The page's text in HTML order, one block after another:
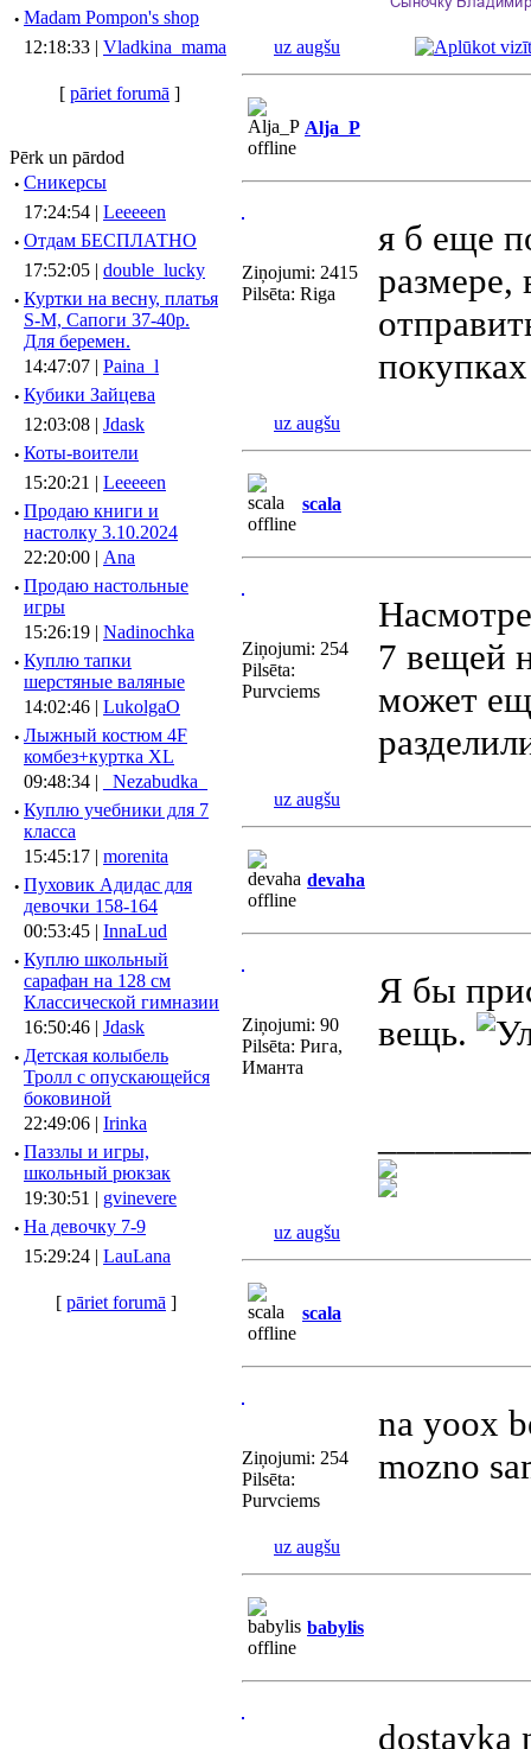
· Madam Pompon's shop
12:18:33 | Vladkina_mama
[ pāriet forumā ]
Pērk un pārdod
· Сникерсы
17:24:54 | Leeeeen
· Отдам БЕСПЛАТНО
17:52:05 | double_lucky
· Куртки на весну, платья
S-M, Сапоги 37-40р.
Для беремен.
14:47:07 | Paina_l
· Кубики Зайцева
12:03:08 | Jdask
· Коты-воители
15:20:21 | Leeeeen
· Продаю книги и
настолку 3.10.2024
22:20:00 | Ana
· Продаю настольные
игры
15:26:19 | Nadinochka
· Куплю тапки
шерстяные валяные
14:02:46 | LukolgaO
· Лыжный костюм 4F
комбез+куртка XL
09:48:34 |
_Nezabudka_
· Куплю учебники для 7
класса
15:45:17 | morenita
· Пуховик Адидас для
девочки 158-164
00:53:45 | InnaLud
· Куплю школьный
сарафан на 128 см
Классической гимназии
16:50:46 | Jdask
· Детская колыбель
Тролл с опускающейся
боковиной
22:49:06 | Irinka
· Паззлы и игры,
школьный рюкзак
19:30:51 | gvinevere
· Hа девочку 7-9
15:29:24 | LauLana
[ pāriet forumā ]
uz augšu
Alja_P
Ziņojumi: 2415
Pilsēta: Riga
я б еще
размере,
покупках
uz augšu
scala
Ziņojumi: 254
Pilsēta:
Purvciems
7 вещей
может
uz augšu
devaha
Ziņojumi: 90
Pilsēta: Рига,
Иманта
Я бы
вещь.
uz augšu
scala
Ziņojumi: 254
Pilsēta:
Purvciems
na yoox
mozno
uz augšu
babylis
dostavka